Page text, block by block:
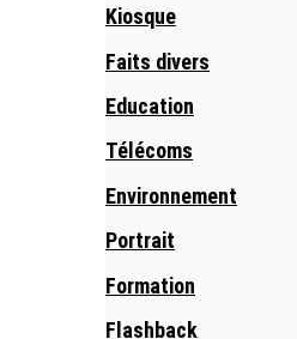
Kiosque
Faits divers
Education
Télécoms
Environnement
Portrait
Formation
Flashback